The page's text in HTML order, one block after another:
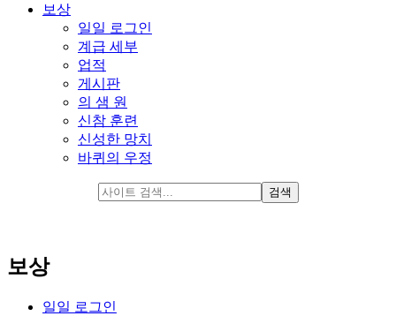
보상
일일 로그인
계급 세부
업적
게시판
의 샘 원
신참 훈련
신성한 망치
바퀴의 우정
보상
일일 로그인